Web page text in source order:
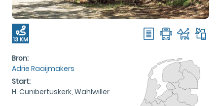
13 KM
Bron:
Adrie Raaijmakers
Start:
H. Cunibertuskerk, Wahlwiller